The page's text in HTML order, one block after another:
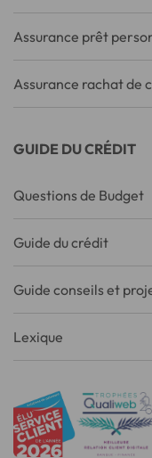
Assurance prêt
Assurance rachat de
GUIDE DU CRÉDIT
Questions de Budget
Guide du crédit
Guide conseils et
Lexique